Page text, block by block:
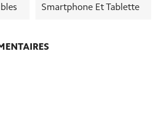
Smartphone Et Tablette